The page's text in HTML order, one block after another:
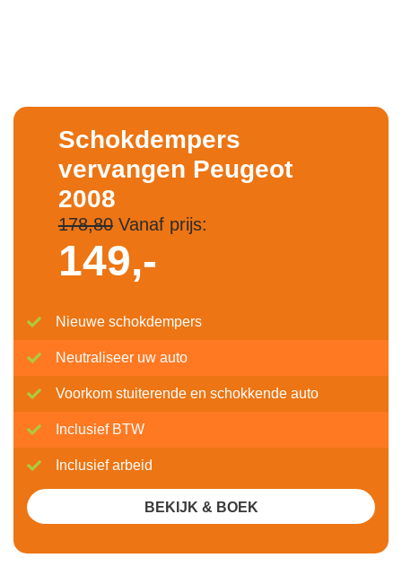
Schokdempers
vervangen Peugeot
2008
178,80Vanaf prijs:
149,-
Nieuwe schokdempers
Neutraliseer uw auto
Voorkom stuiterende en schokkende auto
Inclusief BTW
Inclusief arbeid
BEKIJK & BOEK